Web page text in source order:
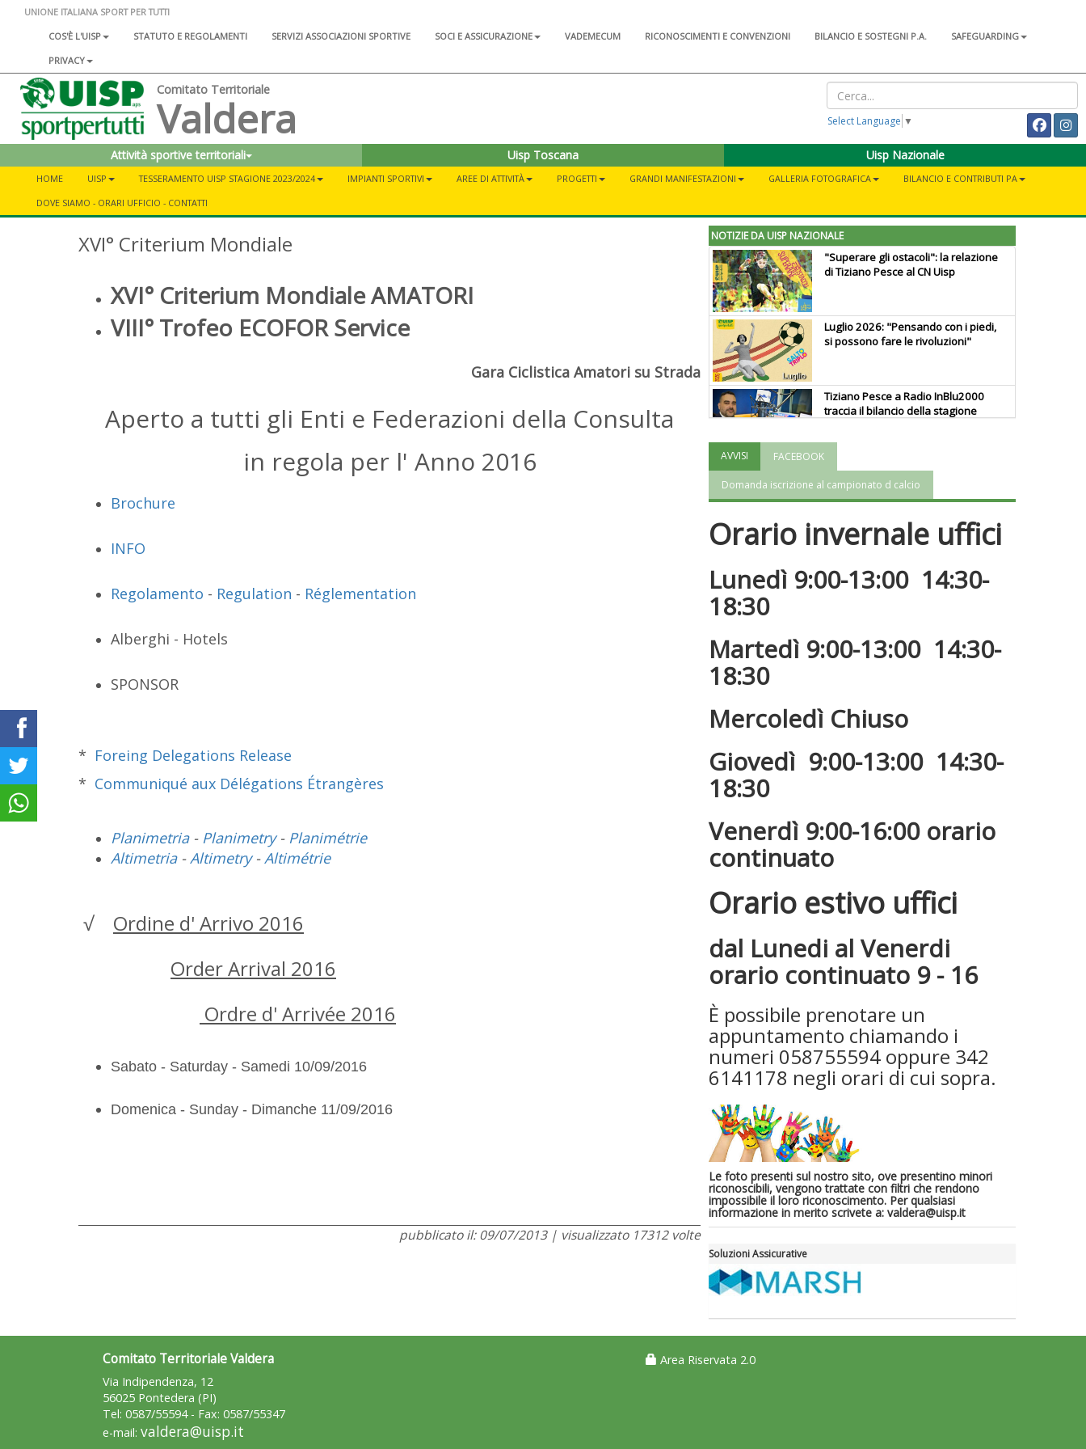
UNIONE ITALIANA SPORT PER TUTTI
COS'È L'UISP
STATUTO E REGOLAMENTI SERVIZI ASSOCIAZIONI SPORTIVE SOCI E ASSICURAZIONE VADEMECUM RICONOSCIMENTI E CONVENZIONI BILANCIO E SOSTEGNI P.A.
SAFEGUARDING
PRIVACY
Comitato Territoriale
Valdera Select Language ▼
Attività sportive territoriali Uisp Toscana Uisp Nazionale
HOME UISP TESSERAMENTO UISP STAGIONE 2023/2024 IMPIANTI SPORTIVI AREE DI ATTIVITÀ PROGETTI GRANDI MANIFESTAZIONI GALLERIA FOTOGRAFICA
BILANCIO E CONTRIBUTI PA
DOVE SIAMO - ORARI UFFICIO - CONTATTI
XVI° Criterium Mondiale
XVI° Criterium Mondiale AMATORI
VIII° Trofeo ECOFOR Service
Gara Ciclistica Amatori su Strada
Aperto a tutti gli Enti e Federazioni della Consulta
in regola per l' Anno 2016
Brochure
INFO
Regolamento - Regulation - Réglementation
Alberghi - Hotels
SPONSOR
* Foreing Delegations Release
* Communiqué aux Délégations Étrangères
Planimetria- Planimetry- Planimétrie
Altimetria-Altimetry-Altimétrie
√ Ordine d' Arrivo 2016
Order Arrival 2016
Ordre d' Arrivée 2016
Sabato - Saturday - Samedi 10/09/2016
Domenica - Sunday - Dimanche 11/09/2016
pubblicato il: 09/07/2013 | visualizzato 17312 volte
NOTIZIE DA UISP NAZIONALE
"Superare gli ostacoli": la relazione
di Tiziano Pesce al CN Uisp
Luglio 2026: "Pensando con i piedi,
si possono fare le rivoluzioni"
Tiziano Pesce a Radio InBlu2000
traccia il bilancio della stagione
valorizzi le nostre specificità"
La formazione Uisp rallenta ma
prosegue anche in estate
AVVISI FACEBOOK
Domanda iscrizione al campionato d calcio
Orario invernale uffici
Lunedì 9:00-13:00 14:30-
18:30
Martedì 9:00-13:00 14:30-
18:30
Mercoledì Chiuso
Giovedì 9:00-13:00 14:30-
18:30
Venerdì 9:00-16:00 orario
continuato
Orario estivo uffici
dal Lunedi al Venerdi
orario continuato 9 - 16
È possibile prenotare un
appuntamento chiamando i
numeri 058755594 oppure 342
6141178 negli orari di cui sopra.
Le foto presenti sul nostro sito, ove presentino minori
riconoscibili, vengono trattate con filtri che rendono
impossibile il loro riconoscimento. Per qualsiasi
informazione in merito scrivete a: valdera@uisp.it
Soluzioni Assicurative
Comitato Territoriale Valdera
Via Indipendenza, 12
56025 Pontedera (PI)
Tel: 0587/55594 - Fax: 0587/55347
e-mail: valdera@uisp.it
Area Riservata 2.0